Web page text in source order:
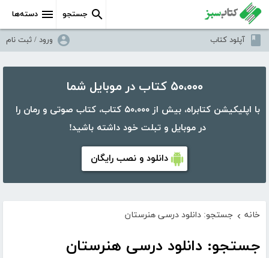
دسته‌ها جستجو
آپلود کتاب ورود / ثبت نام
۵۰،۰۰۰ کتاب در موبایل شما
با اپلیکیشن کتابراه، بیش از ۵۰،۰۰۰ کتاب، کتاب صوتی و رمان را
در موبایل و تبلت خود داشته باشید!
دانلود و نصب رایگان
خانه › جستجو: دانلود درسی هنرستان
جستجو: دانلود درسی هنرستان